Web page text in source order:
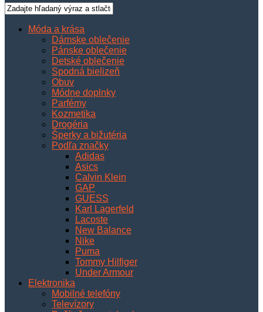
Móda a krása
Dámske oblečenie
Pánske oblečenie
Detské oblečenie
Spodná bielizeň
Obuv
Módne doplnky
Parfémy
Kozmetika
Drogéria
Šperky a bižutéria
Podľa značky
Adidas
Asics
Calvin Klein
GAP
GUESS
Karl Lagerfeld
Lacoste
New Balance
Nike
Puma
Tommy Hilfiger
Under Armour
Elektronika
Mobilné telefóny
Televízory